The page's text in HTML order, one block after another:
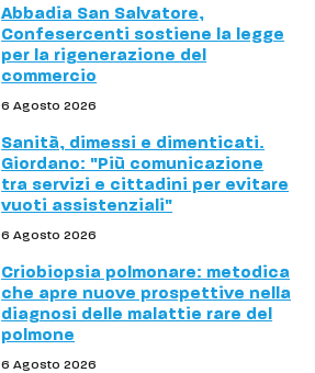
Abbadia San Salvatore,
Confesercenti sostiene la legge
per la rigenerazione del
commercio
6 Agosto 2026
Sanità, dimessi e dimenticati.
Giordano: "Più comunicazione
tra servizi e cittadini per evitare
vuoti assistenziali"
6 Agosto 2026
Criobiopsia polmonare: metodica
che apre nuove prospettive nella
diagnosi delle malattie rare del
polmone
6 Agosto 2026